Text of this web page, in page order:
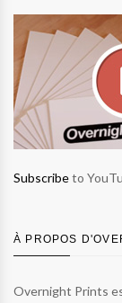
Subscribeto
À PROPOS
Overnight Prints